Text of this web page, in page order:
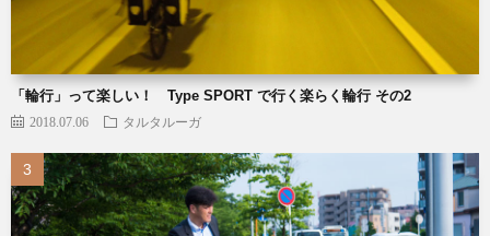
「輪行」って楽しい！ Type SPORT で行く楽らく輪行 その2
2018.07.06 タルタルーガ